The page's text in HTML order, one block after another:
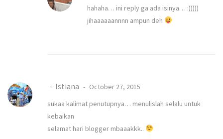
hahaha… ini reply ga ada isinya… :)))))
jihaaaaaannnn ampun deh
Istiana
October 27, 2015
sukaa kalimat penutupnya… menulislah selalu untuk
kebaikan
selamat hari blogger mbaaakkk..